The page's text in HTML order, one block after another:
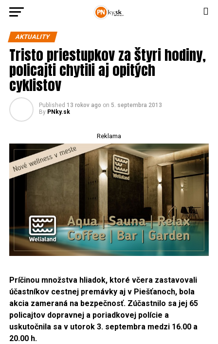
AKTUALITY
Tristo priestupkov za štyri hodiny,
policajti chytili aj opitých
cyklistov
Published 13 rokov ago on 5. septembra 2013
By PNky.sk
Reklama
Príčinou množstva hliadok, ktoré včera zastavovali
účastníkov cestnej premávky aj v Piešťanoch, bola
akcia zameraná na bezpečnosť. Zúčastnilo sa jej 65
policajtov dopravnej a poriadkovej polície a
uskutočnila sa v utorok 3. septembra medzi 16.00 a
20.00 h.